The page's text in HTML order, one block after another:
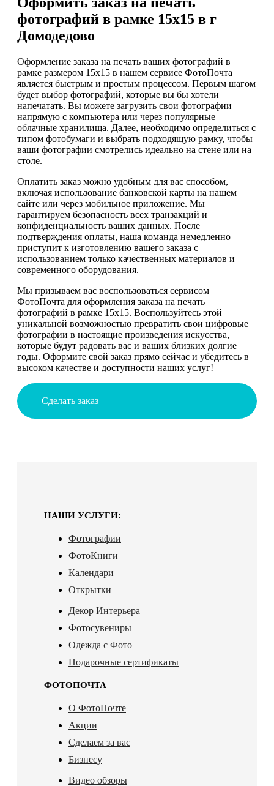
фотографий в рамке 15х15 в г
Домодедово
Оформление заказа на печать ваших фотографий в
рамке размером 15х15 в нашем сервисе ФотоПочта
является быстрым и простым процессом. Первым шагом
будет выбор фотографий, которые вы бы хотели
напечатать. Вы можете загрузить свои фотографии
напрямую с компьютера или через популярные
облачные хранилища. Далее, необходимо определиться с
типом фотобумаги и выбрать подходящую рамку, чтобы
ваши фотографии смотрелись идеально на стене или на
столе.
Оплатить заказ можно удобным для вас способом,
включая использование банковской карты на нашем
сайте или через мобильное приложение. Мы
гарантируем безопасность всех транзакций и
конфиденциальность ваших данных. После
подтверждения оплаты, наша команда немедленно
приступит к изготовлению вашего заказа с
использованием только качественных материалов и
современного оборудования.
Мы призываем вас воспользоваться сервисом
ФотоПочта для оформления заказа на печать
фотографий в рамке 15х15. Воспользуйтесь этой
уникальной возможностью превратить свои цифровые
фотографии в настоящие произведения искусства,
которые будут радовать вас и ваших близких долгие
годы. Оформите свой заказ прямо сейчас и убедитесь в
высоком качестве и доступности наших услуг!
Сделать заказ
НАШИ УСЛУГИ:
Фотографии
ФотоКниги
Календари
Открытки
Декор Интерьера
Фотосувениры
Одежда с Фото
Подарочные сертификаты
ФОТОПОЧТА
О ФотоПочте
Акции
Сделаем за вас
Бизнесу
Видео обзоры